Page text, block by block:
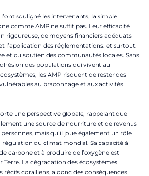
souligné les intervenants, la simple
comme AMP ne suffit pas. Leur efficacité
rigoureuse, de moyens financiers adéquats
l’application des réglementations, et surtout,
et du soutien des communautés locales. Sans
des populations qui vivent au
les AMP risquent de rester des
au braconnage et aux activités
une perspective globale, rappelant que
une source de nourriture et de revenus
mais qu’il joue également un rôle
du climat mondial. Sa capacité à
carbone et à produire de l’oxygène est
Terre. La dégradation des écosystèmes
récifs coralliens, a donc des conséquences